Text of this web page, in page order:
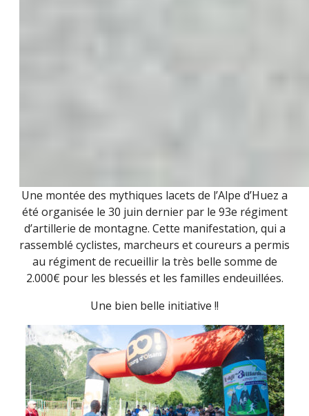
Une montée des mythiques lacets de l’Alpe d’Huez a
été organisée le 30 juin dernier par le 93e régiment
d’artillerie de montagne. Cette manifestation, qui a
rassemblé cyclistes, marcheurs et coureurs a permis
au régiment de recueillir la très belle somme de
2.000€ pour les blessés et les familles endeuillées.
Une bien belle initiative !!